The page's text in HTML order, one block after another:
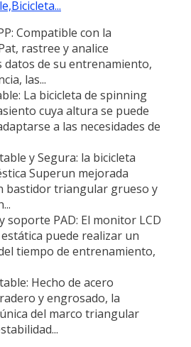
Compatible con la
rastree y analice
datos de su entrenamiento,
las...
La bicicleta de spinning
cuya altura se puede
a las necesidades de
y Segura: la bicicleta
Superun mejorada
bastidor triangular grueso y
soporte PAD: El monitor LCD
puede realizar un
tiempo de entrenamiento,
Hecho de acero
y engrosado, la
del marco triangular